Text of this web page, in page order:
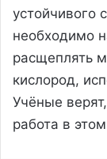
устойчивого
необходимо
расщеплять
кислород,
Учёные
работа в